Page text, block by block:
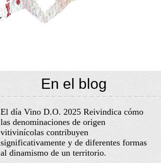
En el blog
El día Vino D.O. 2025 Reivindica cómo
las denominaciones de origen
vitivinícolas contribuyen
significativamente y de diferentes formas
al dinamismo de un territorio.